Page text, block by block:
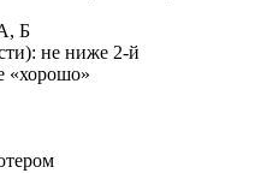
Б
не ниже 2-й
«хорошо»